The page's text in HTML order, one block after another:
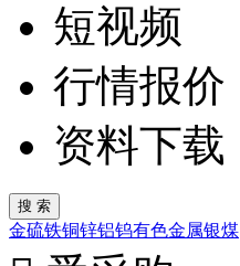
短视频
行情报价
资料下载
金硫铁铜锌铝钨有色金属银煤